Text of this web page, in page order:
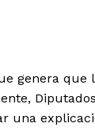
genera
una